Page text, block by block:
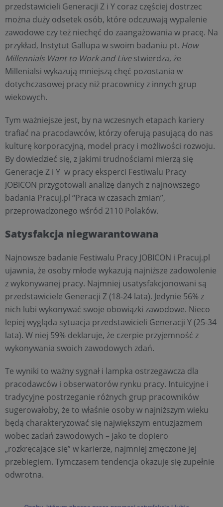
przedstawicieli Generacji Z i Y coraz częściej dostrzec
można duży odsetek osób, które odczuwają wypalenie
zawodowe czy też niechęć do zaangażowania w pracę. Na
przykład, Instytut Gallupa w swoim badaniu pt. How
Millennials Want to Work and Livestwierdza, że
Millenialsi wykazują mniejszą chęć pozostania w
dotychczasowej pracy niż pracownicy z innych grup
wiekowych.
Tym ważniejsze jest, by na wczesnych etapach kariery
trafiać na pracodawców, którzy oferują pasującą do nas
kulturę korporacyjną, model pracy i możliwości rozwoju.
By dowiedzieć się, z jakimi trudnościami mierzą się
Generacje Z i Y w pracy eksperci Festiwalu Pracy
JOBICON przygotowali analizę danych z najnowszego
badania Pracuj.pl “Praca w czasach zmian”,
przeprowadzonego wśród 2110 Polaków.
Satysfakcja niegwarantowana
Najnowsze badanie Festiwalu Pracy JOBICON i Pracuj.pl
ujawnia, że osoby młode wykazują najniższe zadowolenie
z wykonywanej pracy. Najmniej usatysfakcjonowani są
przedstawiciele Generacji Z (18-24 lata). Jedynie 56% z
nich lubi wykonywać swoje obowiązki zawodowe. Nieco
lepiej wygląda sytuacja przedstawicieli Generacji Y (25-34
lata). W niej 59% deklaruje, że czerpie przyjemność z
wykonywania swoich zawodowych zdań.
Te wyniki to ważny sygnał i lampka ostrzegawcza dla
pracodawców i obserwatorów rynku pracy. Intuicyjne i
tradycyjne postrzeganie różnych grup pracowników
sugerowałoby, że to właśnie osoby w najniższym wieku
będą charakteryzować się największym entuzjazmem
wobec zadań zawodowych – jako te dopiero
„rozkręcające się” w karierze, najmniej zmęczone jej
przebiegiem. Tymczasem tendencja okazuje się zupełnie
odwrotna.